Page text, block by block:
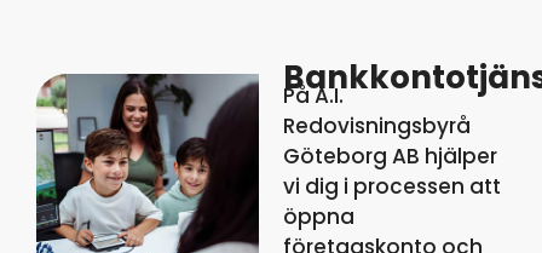
På A.I.
Redovisningsbyrå
Göteborg AB hjälper
vi dig i processen att
öppna